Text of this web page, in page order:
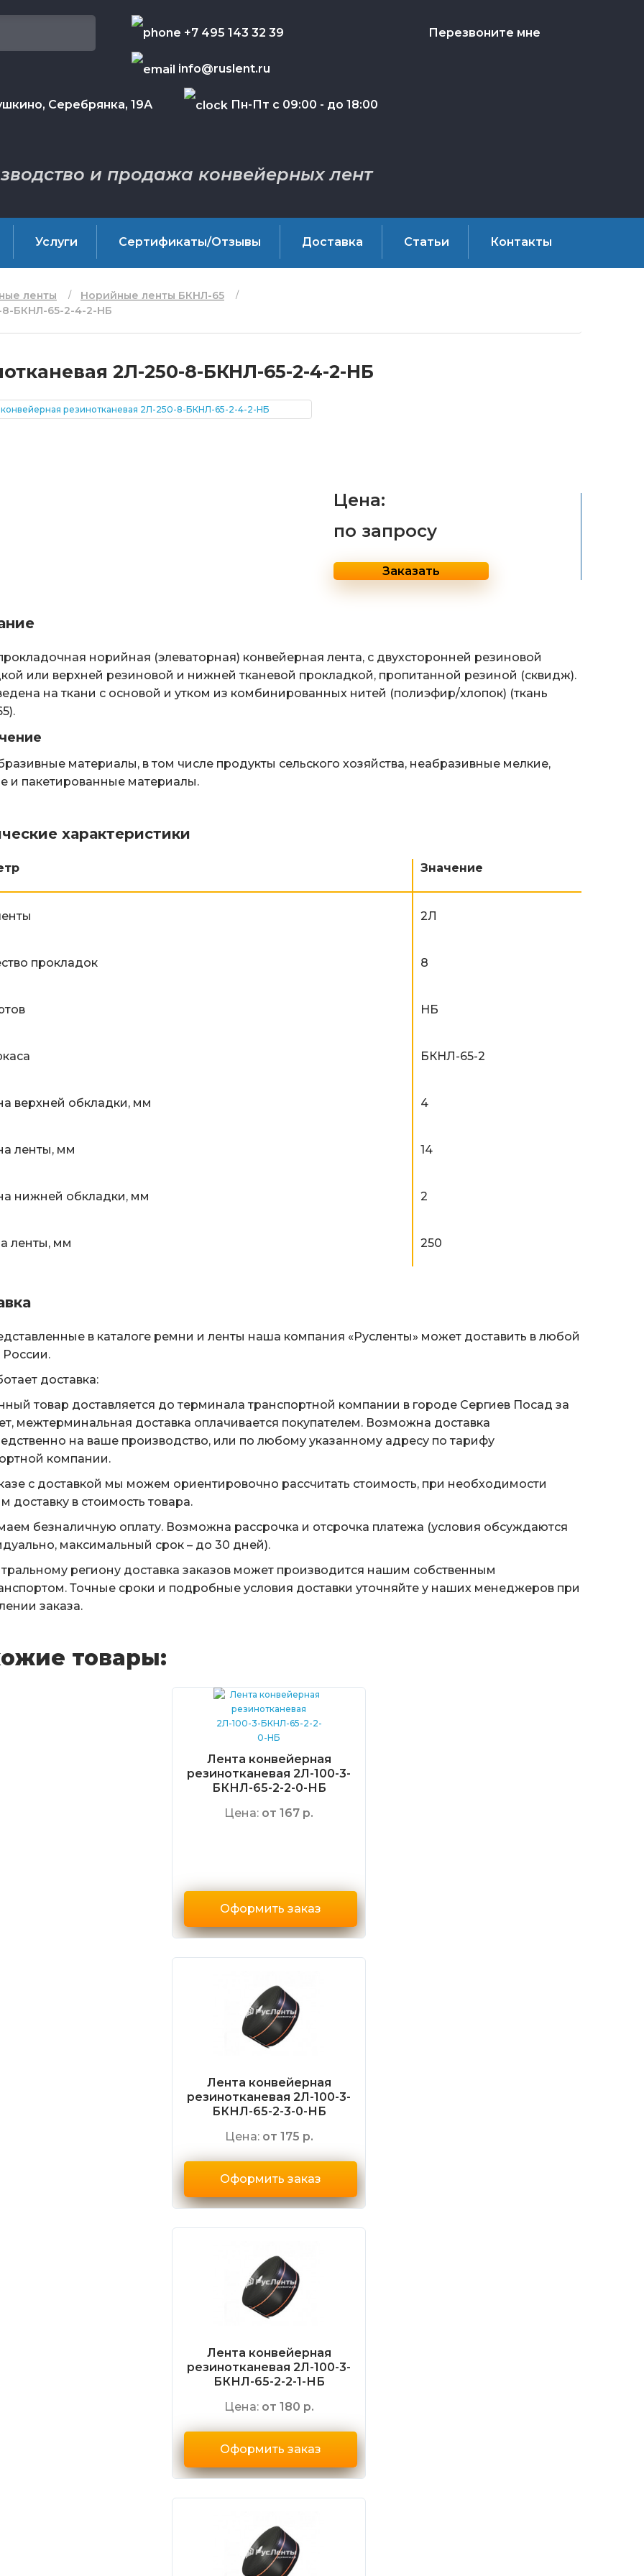
Серебрянка, 19А Пн-Пт с 09:00 - до 18:00
+7 495 143 32 39
info@ruslent.ru
Перезвоните мне
и продажа конвейерных лент
Услуги Сертификаты/Отзывы Доставка Статьи Контакты
ленты
Норийные ленты БКНЛ-65
8-БКНЛ-65-2-4-2-НБ
2Л-250-8-БКНЛ-65-2-4-2-НБ
Цена:
по запросу
Заказать
норийная (элеваторная) конвейерная лента, с двухсторонней резиновой
или верхней резиновой и нижней тканевой прокладкой, пропитанной резиной (сквидж).
на ткани с основой и утком из комбинированных нитей (полиэфир/хлопок) (ткань
материалы, в том числе продукты сельского хозяйства, неабразивные мелкие,
и пакетированные материалы.
характеристики
Значение
2Л
прокладок 8
НБ
БКНЛ-65-2
верхней обкладки, мм 4
ленты, мм 14
нижней обкладки, мм 2
ленты, мм 250
в каталоге ремни и ленты наша компания «Русленты» может доставить в любой
России.
доставка:
товар доставляется до терминала транспортной компании в городе Сергиев Посад за
межтерминальная доставка оплачивается покупателем. Возможна доставка
на ваше производство, или по любому указанному адресу по тарифу
компании.
с доставкой мы можем ориентировочно рассчитать стоимость, при необходимости
доставку в стоимость товара.
безналичную оплату. Возможна рассрочка и отсрочка платежа (условия обсуждаются
максимальный срок – до 30 дней).
региону доставка заказов может производится нашим собственным
Точные сроки и подробные условия доставки уточняйте у наших менеджеров при
заказа.
товары:
Лента конвейерная
резинотканевая 2Л-100-3-
БКНЛ-65-2-2-0-НБ
Цена: от 167 р.
Оформить заказ
Лента конвейерная
резинотканевая 2Л-100-3-
БКНЛ-65-2-3-0-НБ
Цена: от 175 р.
Оформить заказ
Лента конвейерная
резинотканевая 2Л-100-3-
БКНЛ-65-2-2-1-НБ
Цена: от 180 р.
Оформить заказ